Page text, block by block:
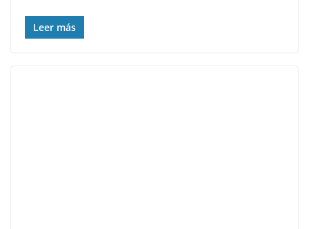
Leer más